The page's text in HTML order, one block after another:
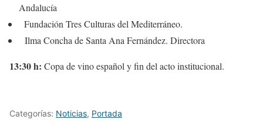
Andalucía
Fundación Tres Culturas del Mediterráneo.
Ilma Concha de Santa Ana Fernández. Directora
13:30 h: Copa de vino español y fin del acto institucional.
Categorías: Noticias, Portada